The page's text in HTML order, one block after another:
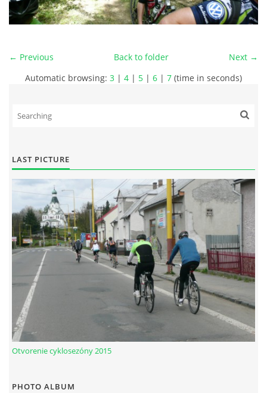
← Previous Next →
Back to folder
Automatic browsing: 3 | 4 | 5 | 6 | 7 (time in seconds)
LAST PICTURE
Otvorenie cyklosezóny 2015
PHOTO ALBUM